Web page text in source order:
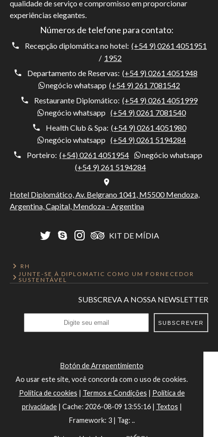
qualidade de serviço e compromisso em proporcionar
experiências elegantes.
Números de telefone para contato:
Recepção diplomática no hotel: (+54 9) 0261 4051951
/ 1952
Departamento de Reservas: (+54 9) 0261 4051948
negócio whatsapp (+54 9) 261 7081542
Restaurante Diplomático: (+54 9) 0261 4051999
negócio whatsapp (+54 9) 0261 7081540
Health Club & Spa: (+54 9) 0261 4051980
negócio whatsapp (+54 9) 0261 5194284
Porteiro: (+54) 0261 4051954
negócio whatsapp
(+54 9) 261 5194284
Hotel Diplomático, Av. Belgrano 1041, M5500 Mendoza,
Argentina, Capital, Mendoza - Argentina
KIT DE MÍDIA
RH
JUNTE-SE À DIPLOMATIC COMO UM FORNECEDOR
SUSTENTÁVEL
SUBSCREVA A NOSSA NEWSLETTER
SUBSCREVER
Botón de Arrepentimiento
Ao usar este site, você concorda com o uso de cookies.
Política de cookies | Termos e Condições | Política de
privacidade| Cache: 2026-08-09 13:55:16 | Textos |
Framework: 3 | Tag: ..